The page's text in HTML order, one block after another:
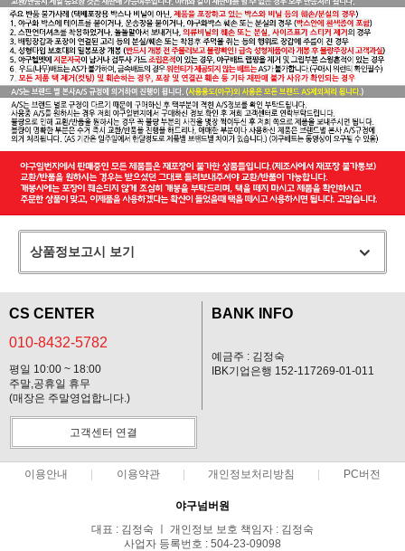
상품정보고시 보기
CS CENTER
010-8432-5782
평일 10:00 ~ 18:00
주말,공휴일 휴무
(매장은 주말영업합니다.)
BANK INFO
예금주 : 김정숙
IBK기업은행 152-117269-01-011
고객센터 연결
이용안내 이용약관 개인정보처리방침 PC버전
야구넘버원
대표 : 김정숙 ㅣ 개인정보 보호 책임자 : 김정숙
사업자 등록번호 : 504-23-09098